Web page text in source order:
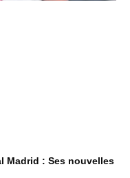
Madrid : Ses nouvelles